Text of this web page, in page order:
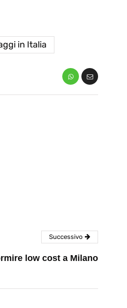
in Italia
Successivo
low cost a Milano